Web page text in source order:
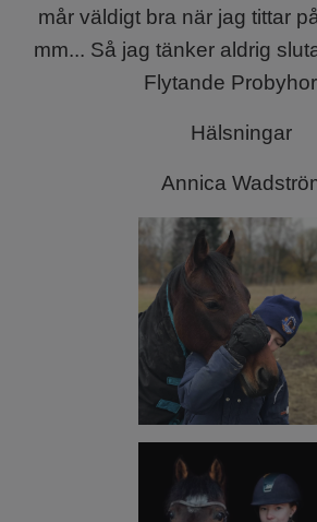
mår väldigt bra när jag tittar
mm... Så jag tänker aldrig
Flytande
Hälsningar
Annica